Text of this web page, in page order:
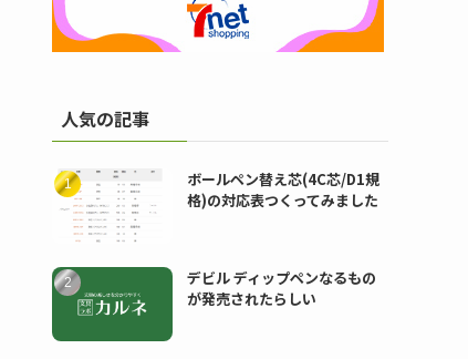
人気の記事
ボールペン替え芯(4C芯/D1規
格)の対応表つくってみました
デビル ディップペンなるもの
が発売されたらしい